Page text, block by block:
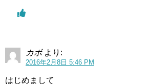
カボ より:
2016年2月8日 5:46 PM
はじめまして